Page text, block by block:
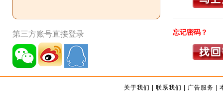
第三方账号直接登录 忘记密码？
关于我们 |联系我们 | 广告服务 |